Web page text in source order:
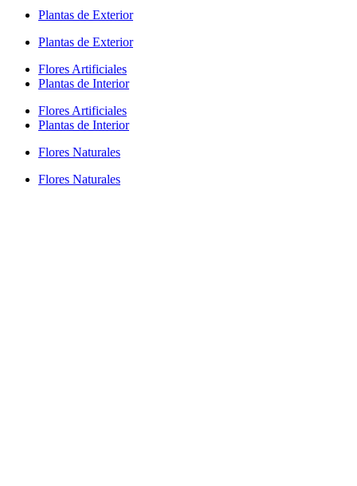
Plantas de Exterior
Plantas de Exterior
Flores Artificiales
Plantas de Interior
Flores Artificiales
Plantas de Interior
Flores Naturales
Flores Naturales